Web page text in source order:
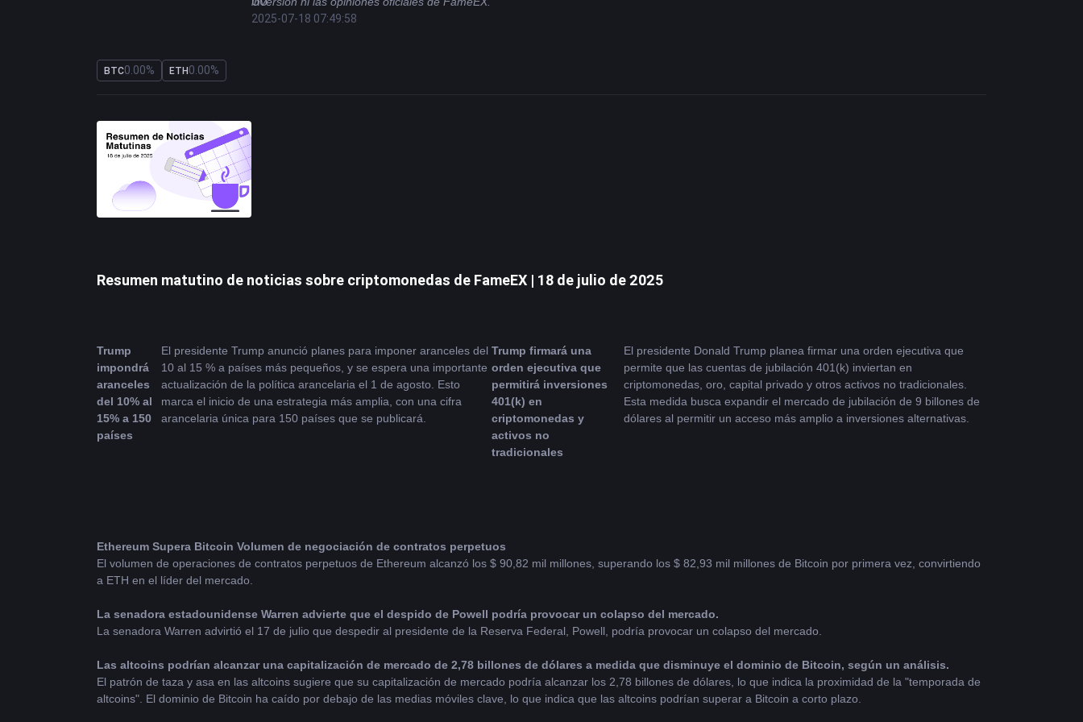
2025-07-18 07:49:58
BTC0.00% ETH0.00%
Resumen matutino de noticias sobre criptomonedas de FameEX | 18 de julio de 2025
Trump
impondrá
aranceles
del 10% al
15% a 150
países
El presidente Trump anunció planes para imponer aranceles del
10 al 15 % a países más pequeños, y se espera una importante
actualización de la política arancelaria el 1 de agosto. Esto
marca el inicio de una estrategia más amplia, con una cifra
arancelaria única para 150 países que se publicará.
Trump firmará una
orden ejecutiva que
permitirá inversiones
401(k) en
criptomonedas y
activos no
tradicionales
El presidente Donald Trump planea firmar una orden ejecutiva que
permite que las cuentas de jubilación 401(k) inviertan en
criptomonedas, oro, capital privado y otros activos no tradicionales.
Esta medida busca expandir el mercado de jubilación de 9 billones de
dólares al permitir un acceso más amplio a inversiones alternativas.
Ethereum Supera Bitcoin Volumen de negociación de contratos perpetuos
El volumen de operaciones de contratos perpetuos de Ethereum alcanzó los $ 90,82 mil millones, superando los $ 82,93 mil millones de Bitcoin por primera vez, convirtiendo
a ETH en el líder del mercado.
La senadora estadounidense Warren advierte que el despido de Powell podría provocar un colapso del mercado.
La senadora Warren advirtió el 17 de julio que despedir al presidente de la Reserva Federal, Powell, podría provocar un colapso del mercado.
Las altcoins podrían alcanzar una capitalización de mercado de 2,78 billones de dólares a medida que disminuye el dominio de Bitcoin, según un análisis.
El patrón de taza y asa en las altcoins sugiere que su capitalización de mercado podría alcanzar los 2,78 billones de dólares, lo que indica la proximidad de la "temporada de
altcoins". El dominio de Bitcoin ha caído por debajo de las medias móviles clave, lo que indica que las altcoins podrían superar a Bitcoin a corto plazo.